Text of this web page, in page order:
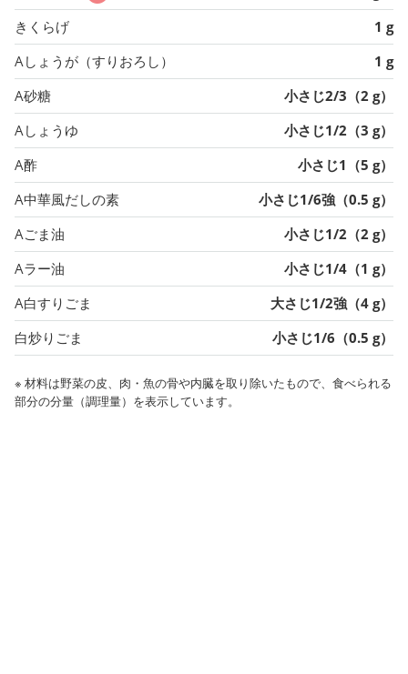
きくらげ
1 g
Aしょうが（すりおろし）
1 g
A砂糖
小さじ2/3（2 g）
Aしょうゆ
小さじ1/2（3 g）
A酢
小さじ1（5 g）
A中華風だしの素
小さじ1/6強（0.5 g）
Aごま油
小さじ1/2（2 g）
Aラー油
小さじ1/4（1 g）
A白すりごま
大さじ1/2強（4 g）
白炒りごま
小さじ1/6（0.5 g）
※ 材料は野菜の皮、肉・魚の骨や内臓を取り除いたもので、食べられる
部分の分量（調理量）を表示しています。